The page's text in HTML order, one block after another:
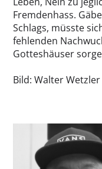
Fremdenhass.
Schlags, müsste
fehlenden
Gotteshäuser
Bild: Walter Wetzler